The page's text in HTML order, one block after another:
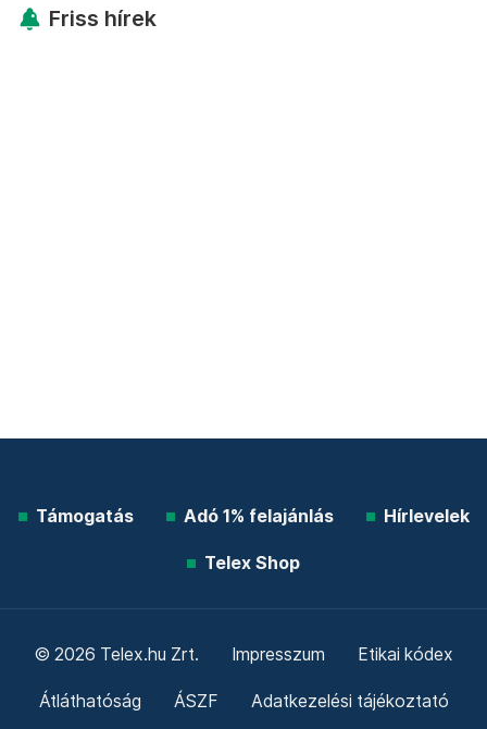
Friss hírek
Támogatás Adó 1% felajánlás Hírlevelek
Telex Shop
© 2026 Telex.hu Zrt. Impresszum Etikai kódex
Átláthatóság ÁSZF Adatkezelési tájékoztató